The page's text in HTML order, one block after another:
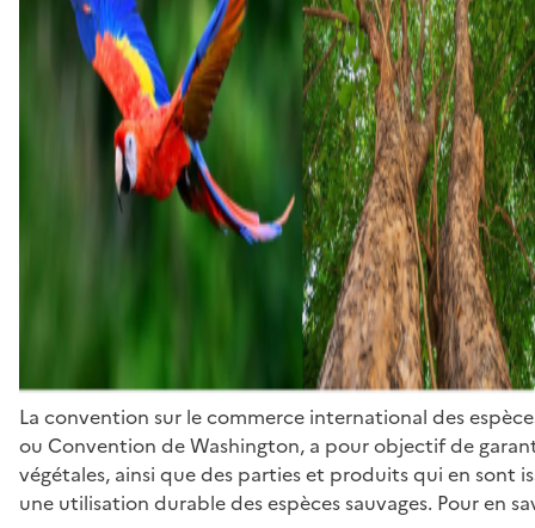
La convention sur le commerce international des
ou Convention de Washington, a pour objectif de
végétales, ainsi que des parties et produits qui en sont
une utilisation durable des espèces sauvages. Pour en